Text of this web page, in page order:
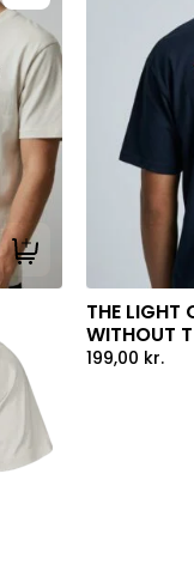
Tilføj til kurv
THE LIGHT
WITHOUT
199,00 kr.